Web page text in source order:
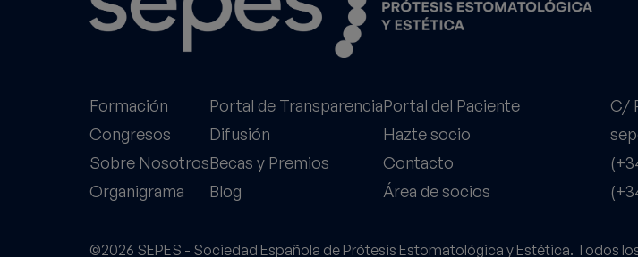
Formación
Congresos
Sobre Nosotros
Organigrama
Portal de Transparencia
Difusión
Becas y Premios
Blog
Portal del Paciente
Hazte socio
Contacto
Área de socios
C/
©2026 SEPES - Sociedad Española de Prótesis Estomatológica y Estética. Todos